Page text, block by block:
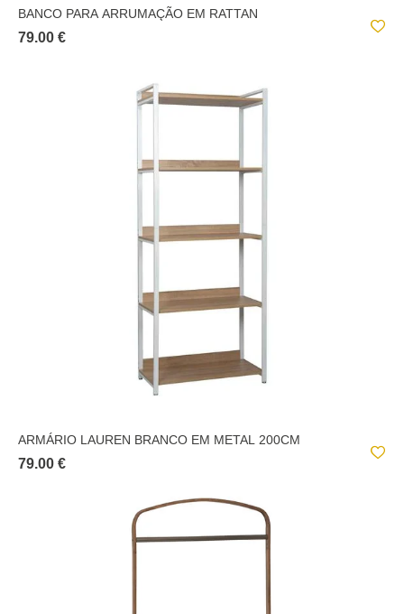
BANCO PARA ARRUMAÇÃO EM RATTAN
79.00 €
ARMÁRIO LAUREN BRANCO EM METAL 200CM
79.00 €